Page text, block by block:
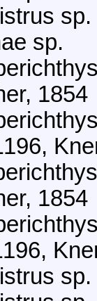
sp.
sp.
1854
1854
sp.